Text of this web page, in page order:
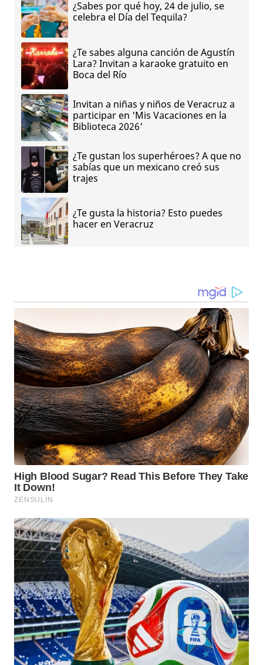
¿Sabes por qué hoy, 24 de julio, se
celebra el Día del Tequila?
¿Te sabes alguna canción de Agustín
Lara? Invitan a karaoke gratuito en
Boca del Río
Invitan a niñas y niños de Veracruz a
participar en 'Mis Vacaciones en la
Biblioteca 2026'
¿Te gustan los superhéroes? A que no
sabías que un mexicano creó sus
trajes
¿Te gusta la historia? Esto puedes
hacer en Veracruz